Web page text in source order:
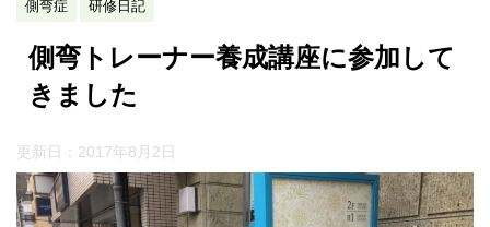
側弯症 研修日記
側弯トレーナー養成講座に参加して
きました
更新日： 2017年8月2日